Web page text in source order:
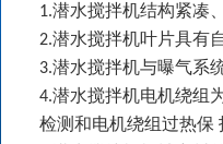
1.潜水搅拌机结构紧凑
2.潜水搅拌机叶片具有
3.潜水搅拌机与曝气系
4.潜水搅拌机电机绕组
检测和电机绕组过热保